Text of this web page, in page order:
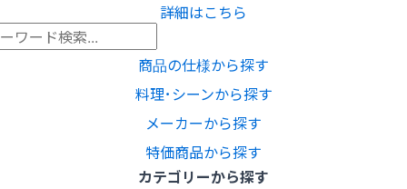
詳細はこちら
商品の仕様から探す
料理･シーンから探す
メーカーから探す
特価商品から探す
カテゴリーから探す